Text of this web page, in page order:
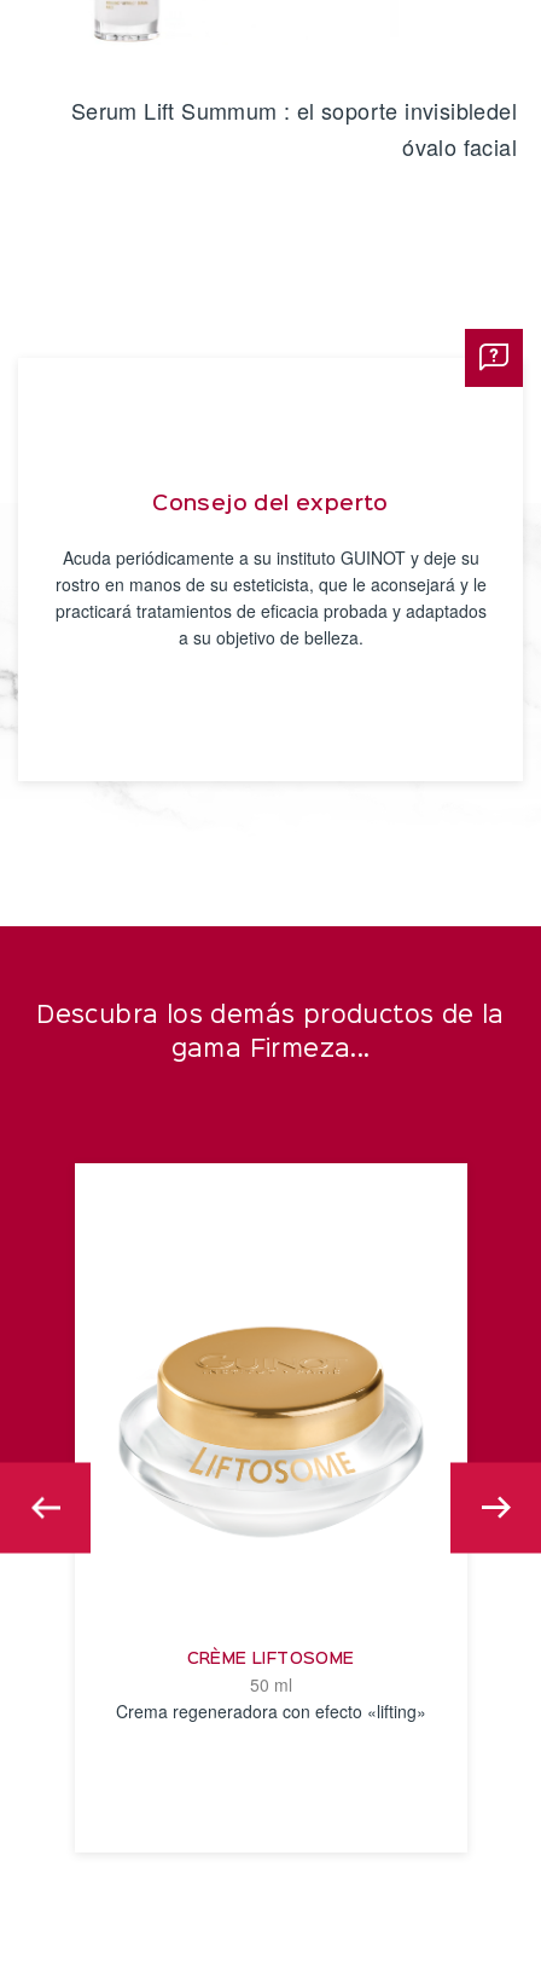
Serum Lift Summum : el soporte invisibledel
óvalo facial
Consejo del experto
Acuda periódicamente a su instituto GUINOT y deje su
rostro en manos de su esteticista, que le aconsejará y le
practicará tratamientos de eficacia probada y adaptados
a su objetivo de belleza.
Descubra los demás productos de la
gama Firmeza...
CRÈME LIFTOSOME
50 ml
Crema regeneradora con efecto «lifting»